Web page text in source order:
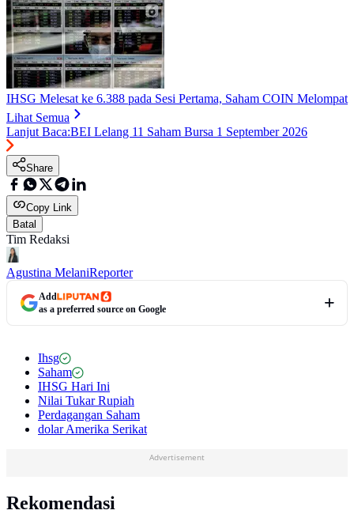
IHSG Melesat ke 6.388 pada Sesi Pertama, Saham COIN Melompat
Lihat Semua
Lanjut Baca:BEI Lelang 11 Saham Bursa 1 September 2026
Share
Copy Link
Batal
Tim Redaksi
Agustina MelaniReporter
Add
as a preferred source on Google
Ihsg
Saham
IHSG Hari Ini
Nilai Tukar Rupiah
Perdagangan Saham
dolar Amerika Serikat
Advertisement
Rekomendasi